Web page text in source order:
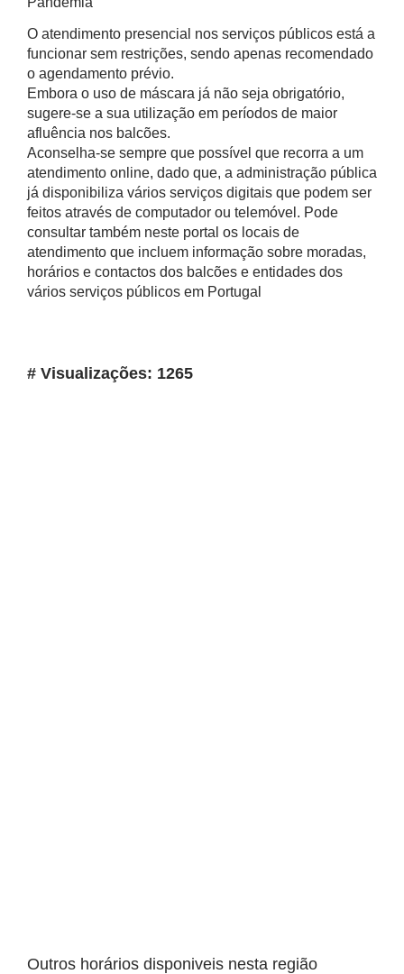
O atendimento presencial nos serviços públicos está a
funcionar sem restrições, sendo apenas recomendado
o agendamento prévio.
Embora o uso de máscara já não seja obrigatório,
sugere-se a sua utilização em períodos de maior
afluência nos balcões.
Aconselha-se sempre que possível que recorra a um
atendimento online, dado que, a administração pública
já disponibiliza vários serviços digitais que podem ser
feitos através de computador ou telemóvel. Pode
consultar também neste portal os locais de
atendimento que incluem informação sobre moradas,
horários e contactos dos balcões e entidades dos
vários serviços públicos em Portugal
# Visualizações: 1265
Outros horários disponiveis nesta região